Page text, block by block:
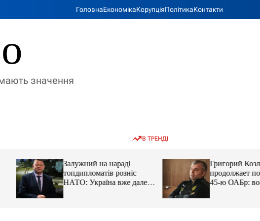
ГоловнаЕкономікаКорупціяПолітикаКонтакти
значення
В ТРЕНДІ
Залужний на нараді
топдипломатів розніс
НАТО: Україна вже далеко
попереду
Григорий
продолжает
45-ю ОАБр: